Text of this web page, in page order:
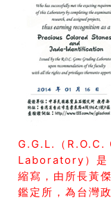
G.G.L.（
Laboratory）是
縮寫，由所長黃
鑑定所，為台灣